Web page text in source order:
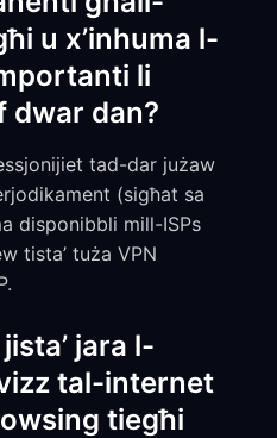
u x’inhuma l-
li
dwar dan?
tad-dar jużaw
(sigħat sa
disponibbli mill-ISPs
tista’ tuża VPN
jara l-
tal-internet
tiegħi